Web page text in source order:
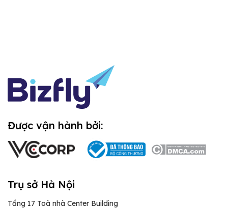
Được vận hành bởi:
Trụ sở Hà Nội
Tầng 17 Toà nhà Center Building